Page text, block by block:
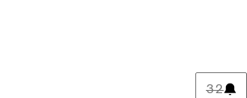
32